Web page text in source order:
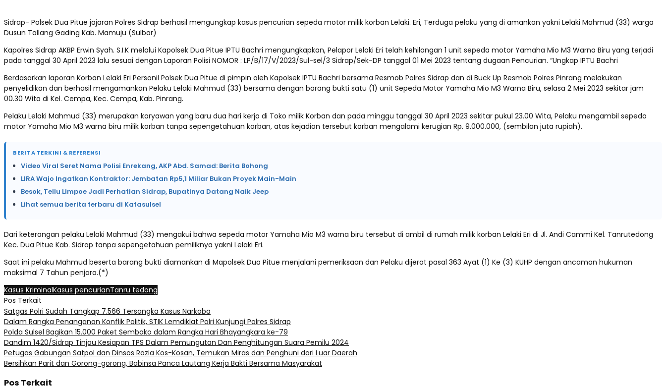
Sidrap- Polsek Dua Pitue jajaran Polres Sidrap berhasil mengungkap kasus pencurian sepeda motor milik korban Lelaki. Eri, Terduga pelaku yang di amankan yakni Lelaki Mahmud (33) warga
Dusun Tallang Gading Kab. Mamuju (Sulbar)
Kapolres Sidrap AKBP Erwin Syah. S.I.K melalui Kapolsek Dua Pitue IPTU Bachri mengungkapkan, Pelapor Lelaki Eri telah kehilangan 1 unit sepeda motor Yamaha Mio M3 Warna Biru yang terjadi
pada tanggal 30 April 2023 lalu sesuai dengan Laporan Polisi NOMOR : LP/B/17/V/2023/Sul-sel/3 Sidrap/Sek-DP tanggal 01 Mei 2023 tentang dugaan Pencurian. “Ungkap IPTU Bachri
Berdasarkan laporan Korban Lelaki Eri Personil Polsek Dua Pitue di pimpin oleh Kapolsek IPTU Bachri bersama Resmob Polres Sidrap dan di Buck Up Resmob Polres Pinrang melakukan
penyelidikan dan berhasil mengamankan Pelaku Lelaki Mahmud (33) bersama dengan barang bukti satu (1) unit Sepeda Motor Yamaha Mio M3 Warna Biru, selasa 2 Mei 2023 sekitar jam
00.30 Wita di Kel. Cempa, Kec. Cempa, Kab. Pinrang.
Pelaku Lelaki Mahmud (33) merupakan karyawan yang baru dua hari kerja di Toko milik Korban dan pada minggu tanggal 30 April 2023 sekitar pukul 23.00 Wita, Pelaku mengambil sepeda
motor Yamaha Mio M3 warna biru milik korban tanpa sepengetahuan korban, atas kejadian tersebut korban mengalami kerugian Rp. 9.000.000, (sembilan juta rupiah).
BERITA TERKINI & REFERENSI
Video Viral Seret Nama Polisi Enrekang, AKP Abd. Samad: Berita Bohong
LIRA Wajo Ingatkan Kontraktor: Jembatan Rp5,1 Miliar Bukan Proyek Main-Main
Besok, Tellu Limpoe Jadi Perhatian Sidrap, Bupatinya Datang Naik Jeep
Lihat semua berita terbaru di Katasulsel
Dari keterangan pelaku Lelaki Mahmud (33) mengakui bahwa sepeda motor Yamaha Mio M3 warna biru tersebut di ambil di rumah milik korban Lelaki Eri di Jl. Andi Cammi Kel. Tanrutedong
Kec. Dua Pitue Kab. Sidrap tanpa sepengetahuan pemiliknya yakni Lelaki Eri.
Saat ini pelaku Mahmud beserta barang bukti diamankan di Mapolsek Dua Pitue menjalani pemeriksaan dan Pelaku dijerat pasal 363 Ayat (1) Ke (3) KUHP dengan ancaman hukuman
maksimal 7 Tahun penjara.(*)
Kasus KriminalKasus pencurianTanru tedong
Pos Terkait
Satgas Polri Sudah Tangkap 7.566 Tersangka Kasus Narkoba
Dalam Rangka Penanganan Konflik Politik, STIK Lemdiklat Polri Kunjungi Polres Sidrap
Polda Sulsel Bagikan 15.000 Paket Sembako dalam Rangka Hari Bhayangkara ke-79
Dandim 1420/Sidrap Tinjau Kesiapan TPS Dalam Pemungutan Dan Penghitungan Suara Pemilu 2024
Petugas Gabungan Satpol dan Dinsos Razia Kos-Kosan, Temukan Miras dan Penghuni dari Luar Daerah
Bersihkan Parit dan Gorong-gorong, Babinsa Panca Lautang Kerja Bakti Bersama Masyarakat
Pos Terkait